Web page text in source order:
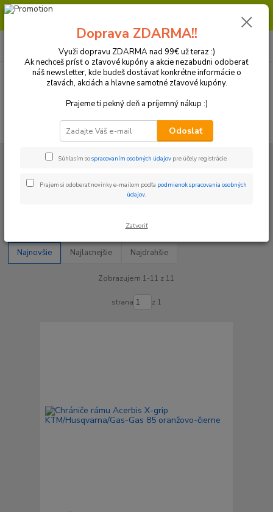
Milí zákazníci, pri objednávke nad 99€ získate poštovné ZDARMA.
(Po-Pia, 8:30-16:30 hod.)
Plasty a Kryty Husqvarna Kryty rámu
Kryty rámu
Najnovšie Najlacnejšie Najdrahšie
Zobrazujem 1-11 z 11
strana z 1
Doprava ZDARMA!!
Využi dopravu ZDARMA nad 99€ už teraz :)
Ak nechceš prísť o zľavové kupóny a akcie nezabudni odoberať
náš newsletter, kde budeš dostávať konkrétne informácie o
zľavách, akciách a hlavne samotné zľavové kupóny.
Prajeme ti pekný deň a príjemný nákup :)
Odoslať
Súhlasím sospracovaním osobných údajov pre účely registrácie.
Prajem si odoberať novinky e-mailom podľa podmienok spracovania osobných
údajov.
Zatvoriť